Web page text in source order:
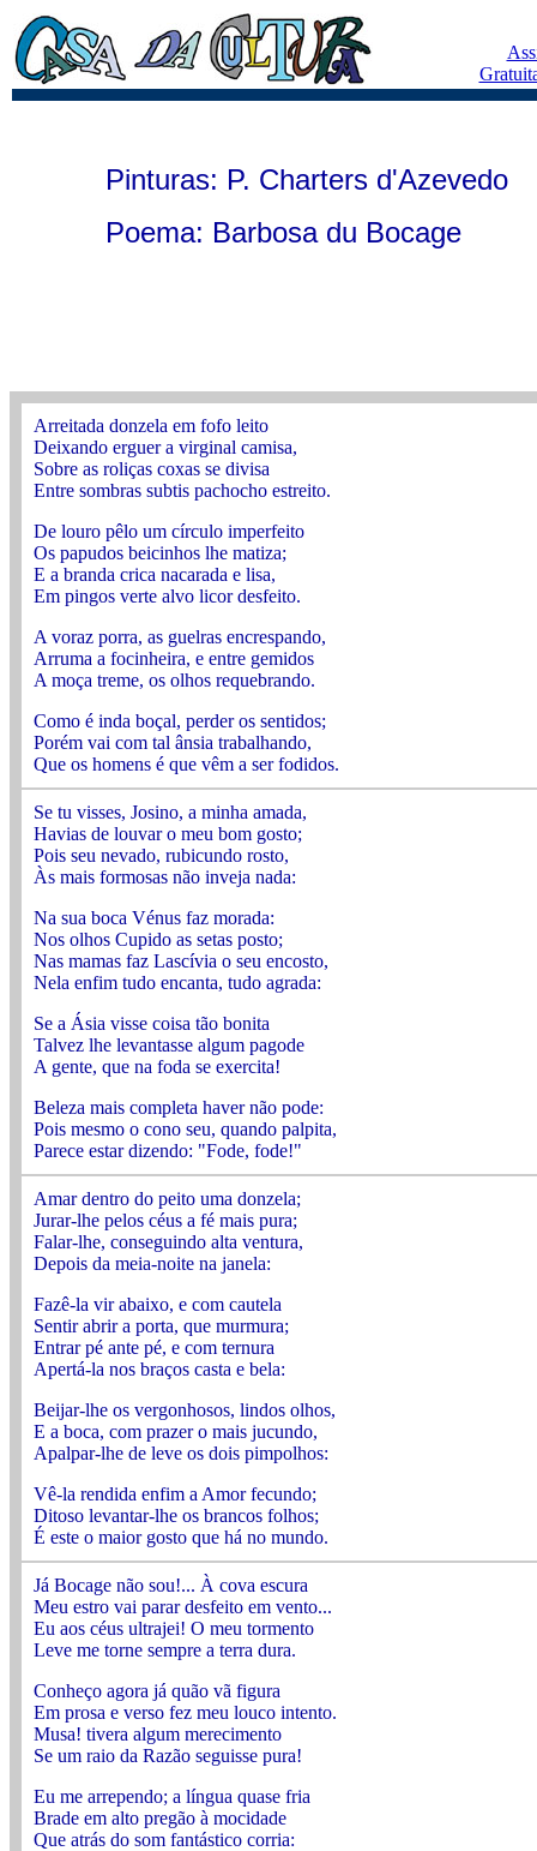
Pinturas: P. Charters d'Azevedo
Poema: Barbosa du Bocage
Arreitada donzela em fofo leito
Deixando erguer a virginal camisa,
Sobre as roliças coxas se divisa
Entre sombras subtis pachocho estreito.
De louro pêlo um círculo imperfeito
Os papudos beicinhos lhe matiza;
E a branda crica nacarada e lisa,
Em pingos verte alvo licor desfeito.
A voraz porra, as guelras encrespando,
Arruma a focinheira, e entre gemidos
A moça treme, os olhos requebrando.
Como é inda boçal, perder os sentidos;
Porém vai com tal ânsia trabalhando,
Que os homens é que vêm a ser fodidos.
Se tu visses, Josino, a minha amada,
Havias de louvar o meu bom gosto;
Pois seu nevado, rubicundo rosto,
Às mais formosas não inveja nada:
Na sua boca Vénus faz morada:
Nos olhos Cupido as setas posto;
Nas mamas faz Lascívia o seu encosto,
Nela enfim tudo encanta, tudo agrada:
Se a Ásia visse coisa tão bonita
Talvez lhe levantasse algum pagode
A gente, que na foda se exercita!
Beleza mais completa haver não pode:
Pois mesmo o cono seu, quando palpita,
Parece estar dizendo: "Fode, fode!"
Amar dentro do peito uma donzela;
Jurar-lhe pelos céus a fé mais pura;
Falar-lhe, conseguindo alta ventura,
Depois da meia-noite na janela:
Fazê-la vir abaixo, e com cautela
Sentir abrir a porta, que murmura;
Entrar pé ante pé, e com ternura
Apertá-la nos braços casta e bela:
Beijar-lhe os vergonhosos, lindos olhos,
E a boca, com prazer o mais jucundo,
Apalpar-lhe de leve os dois pimpolhos:
Vê-la rendida enfim a Amor fecundo;
Ditoso levantar-lhe os brancos folhos;
É este o maior gosto que há no mundo.
Já Bocage não sou!... À cova escura
Meu estro vai parar desfeito em vento...
Eu aos céus ultrajei! O meu tormento
Leve me torne sempre a terra dura.
Conheço agora já quão vã figura
Em prosa e verso fez meu louco intento.
Musa! tivera algum merecimento
Se um raio da Razão seguisse pura!
Eu me arrependo; a língua quase fria
Brade em alto pregão à mocidade
Que atrás do som fantástico corria: